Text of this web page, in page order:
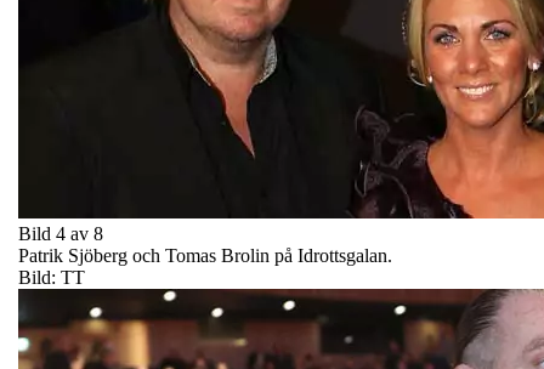
Bild 4 av 8
Patrik Sjöberg och Tomas Brolin på Idrottsgalan.
Bild: TT